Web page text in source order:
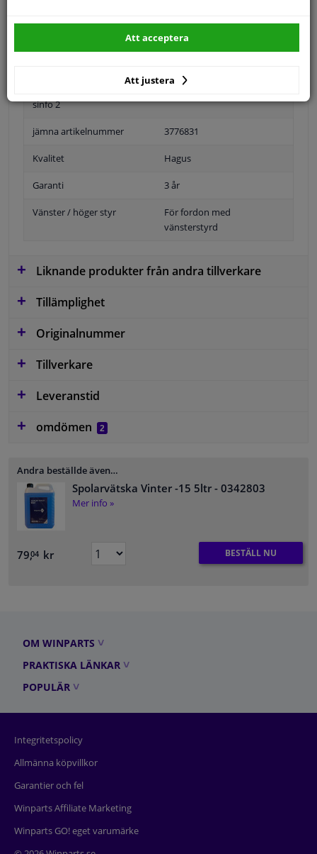
Bulb-formad
Kompletteringsartikel/tillägg
sinfo 2
jämna artikelnummer 3776831
Kvalitet Hagus
Garanti 3 år
Vänster / höger styr
För fordon med
vänsterstyrd
Liknande produkter från andra tillverkare
Tillämplighet
Originalnummer
Tillverkare
Leveranstid
omdömen
2
Andra beställde även…
Spolarvätska Vinter -15 5ltr - 0342803
Mer info »
79,04 kr BESTÄLL NU
OM WINPARTS
PRAKTISKA LÄNKAR
POPULÄR
Integritetspolicy
Allmänna köpvillkor
Garantier och fel
Winparts Affiliate Marketing
Winparts GO! eget varumärke
Att justera
Att acceptera